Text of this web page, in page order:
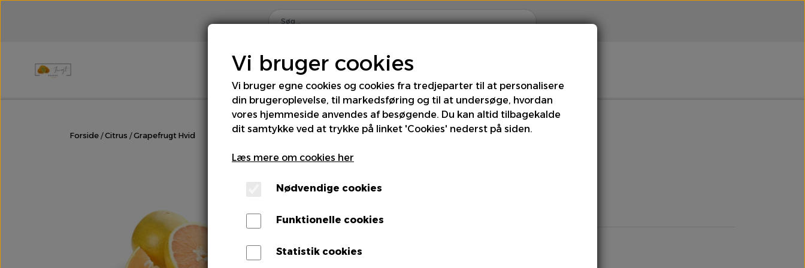
Hjem Shop
Chili & Peber Citrus Div. Grønt Frugt Kartofler Kål Løg Meloner
Rodfrugter & Grovgrønt
Om os
Forside Citrus Grapefrugt Hvid
Grapefrugt Hvid
15kg ES - Ks
Enhed
Vi bruger cookies
Vi bruger egne cookies og cookies fra tredjeparter til at personalisere
din brugeroplevelse, til markedsføring og til at undersøge, hvordan
vores hjemmeside anvendes af besøgende. Du kan altid tilbagekalde
dit samtykke ved at trykke på linket 'Cookies' nederst på siden.
Læs mere om cookies her
Nødvendige cookies
Funktionelle cookies
Statistik cookies